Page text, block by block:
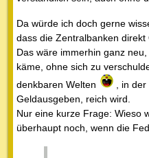
Da würde ich doch gerne
dass die Zentralbanken direkt
Das wäre immerhin ganz
käme, ohne sich zu
denkbaren Welten
, in
Geldausgeben, reich wird.
Nur eine kurze Frage: Wieso
überhaupt noch, wenn die